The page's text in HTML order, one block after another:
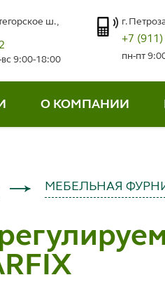
ш.,
вс 9:00-18:00
г.
+7
пн-пт
О КОМПАНИИ
МЕБЕЛЬНАЯ